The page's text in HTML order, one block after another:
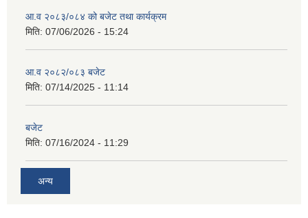
आ.व २०८३/०८४ को बजेट तथा कार्यक्रम
मिति: 07/06/2026 - 15:24
आ.व २०८२/०८३ बजेट
मिति: 07/14/2025 - 11:14
बजेट
मिति: 07/16/2024 - 11:29
अन्य